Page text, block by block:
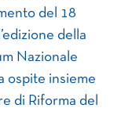
del 18
della
Nazionale
ospite insieme
di Riforma del